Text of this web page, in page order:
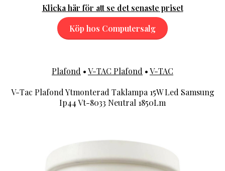
Klicka här för att se det senaste priset
Köp hos Computersalg
Plafond •V-TAC Plafond •V-TAC
V-Tac Plafond Ytmonterad Taklampa 15W Led Samsung
Ip44 Vt-8033 Neutral 1850Lm